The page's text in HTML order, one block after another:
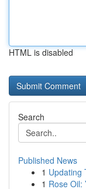
HTML is disabled
Search
Published News
1 Updating
1 Rose Oil: